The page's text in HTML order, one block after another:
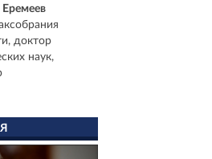
Еремеев
доктор
наук,